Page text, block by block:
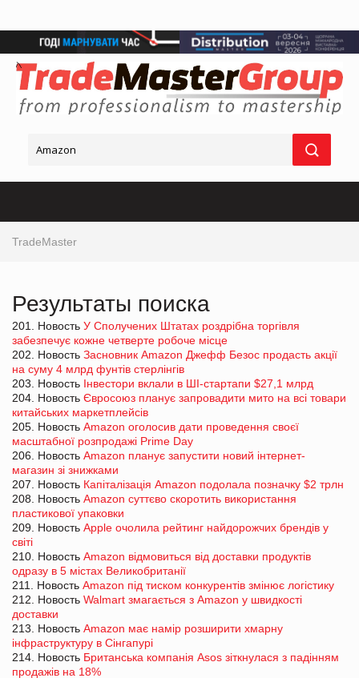
TradeMaster
Результаты поиска
201. Новость У Сполучених Штатах роздрібна торгівля
забезпечує кожне четверте робоче місце
202. Новость Засновник Amazon Джефф Безос продасть акції
на суму 4 млрд фунтів стерлінгів
203. Новость Інвестори вклали в ШІ-стартапи $27,1 млрд
204. Новость Євросоюз планує запровадити мито на всі товари
китайських маркетплейсів
205. Новость Amazon оголосив дати проведення своєї
масштабної розпродажі Prime Day
206. Новость Amazon планує запустити новий інтернет-
магазин зі знижками
207. Новость Капіталізація Amazon подолала позначку $2 трлн
208. Новость Amazon суттєво скоротить використання
пластикової упаковки
209. Новость Apple очолила рейтинг найдорожчих брендів у
світі
210. Новость Amazon відмовиться від доставки продуктів
одразу в 5 містах Великобританії
211. Новость Amazon під тиском конкурентів змінює логістику
212. Новость Walmart змагається з Amazon у швидкості
доставки
213. Новость Amazon має намір розширити хмарну
інфраструктуру в Сінгапурі
214. Новость Британська компанія Asos зіткнулася з падінням
продажів на 18%